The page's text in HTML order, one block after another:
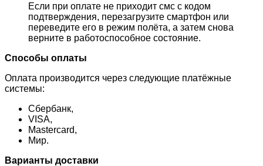
Если при оплате не приходит смс с кодом
подтверждения, перезагрузите смартфон или
переведите его в режим полёта, а затем снова
верните в работоспособное состояние.
Способы оплаты
Оплата производится через следующие платёжные
системы:
Сбербанк,
VISA,
Mastercard,
Мир.
Варианты доставки